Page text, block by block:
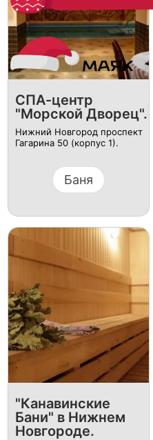
СПА-центр
"Морской Дворец".
Нижний Новгород проспект
Гагарина 50 (корпус 1).
Баня
"Канавинские
Бани" в Нижнем
Новгороде.